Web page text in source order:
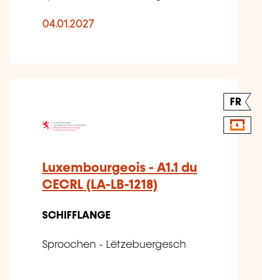
04.01.2027
FR
Luxembourgeois - A1.1 du
CECRL (LA-LB-1218)
SCHIFFLANGE
Sproochen - Lëtzebuergesch